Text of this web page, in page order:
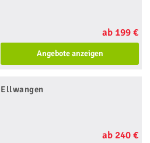
ab 199 €
Angebote anzeigen
Ellwangen
ab 240 €